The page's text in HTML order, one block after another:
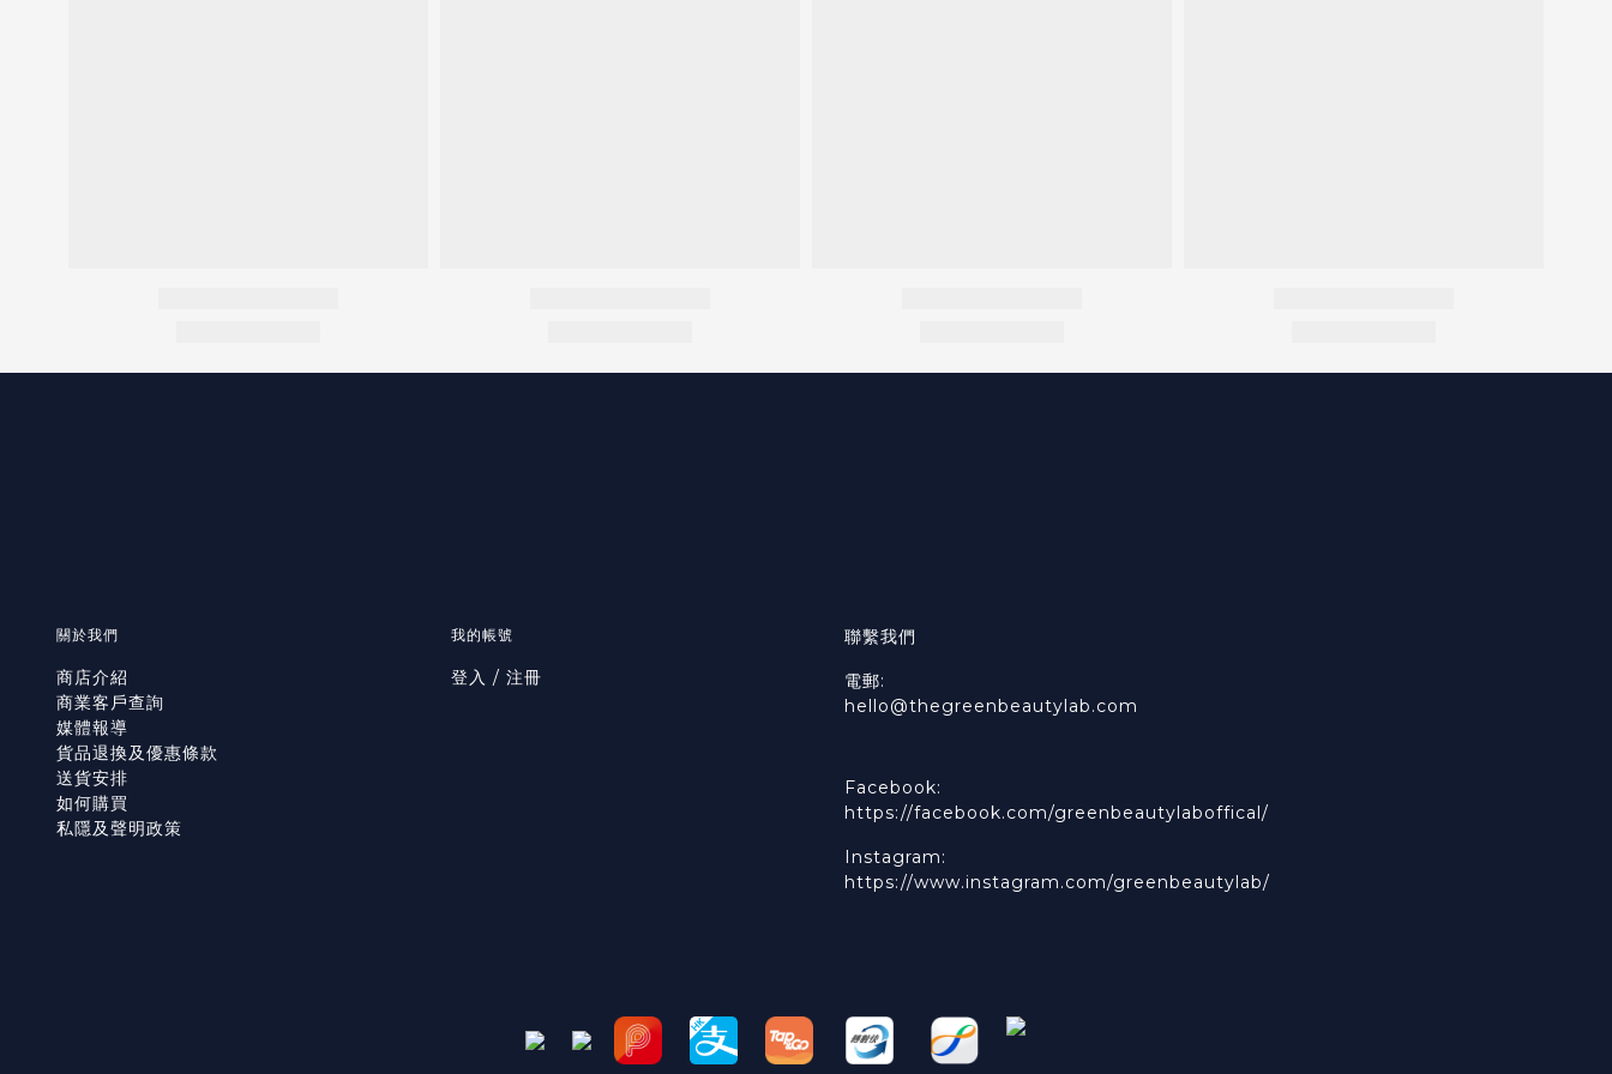
關於我們
商店介紹
商業客戶查詢
媒體報導
貨品退換及優惠條款
送貨安排
如何購買
私隱及聲明政策
我的帳號
登入 / 注冊
聯繫我們
電郵:
hello@thegreenbeautylab.com
Facebook:
https://facebook.com/greenbeautylaboffical/
Instagram:
https://www.instagram.com/greenbeautylab/